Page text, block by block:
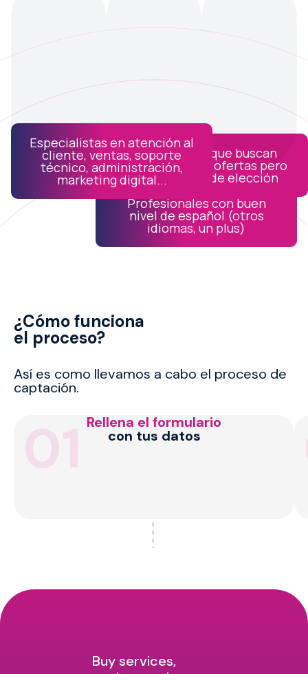
Especialistas en atención al
cliente, ventas, soporte
técnico, administración,
marketing digital...
Freelancers que buscan
estabilidad de ofertas pero
con libertad de elección
Profesionales con buen
nivel de español (otros
idiomas, un plus)
¿Cómo funciona
el proceso?
Así es como llevamos a cabo el proceso de
captación.
Rellena el formulario
con tus datos
Buy services,